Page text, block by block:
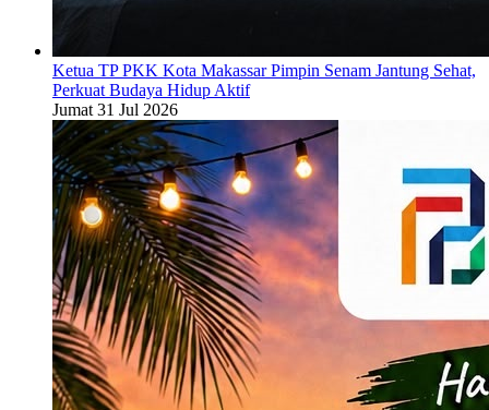
Ketua TP PKK Kota Makassar Pimpin Senam Jantung Sehat,
Perkuat Budaya Hidup Aktif
Jumat 31 Jul 2026